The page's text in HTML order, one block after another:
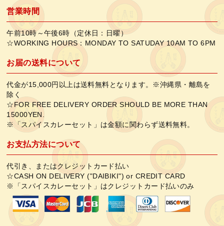
営業時間
午前10時～午後6時（定休日：日曜）
☆WORKING HOURS：MONDAY TO SATUDAY 10AM TO 6PM
お届の送料について
代金が15,000円以上は送料無料となります。※沖縄県・離島を
除く
☆FOR FREE DELIVERY ORDER SHOULD BE MORE THAN
15000YEN.
※「スパイスカレーセット」は金額に関わらず送料無料。
お支払方法について
代引き、またはクレジットカード払い
☆CASH ON DELIVERY ("DAIBIKI") or CREDIT CARD
※「スパイスカレーセット」はクレジットカード払いのみ